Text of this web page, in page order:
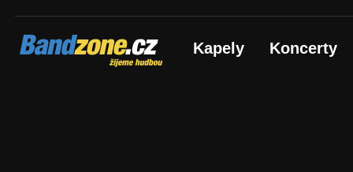
Bandzone.cz
žijeme hudbou Kapely Koncerty